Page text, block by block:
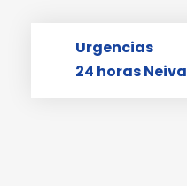
Urgencias
24 horas Neiva